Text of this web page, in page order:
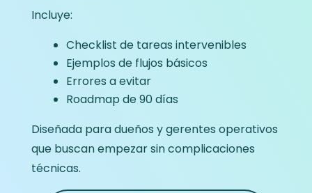
Incluye:
Checklist de tareas intervenibles
Ejemplos de flujos básicos
Errores a evitar
Roadmap de 90 días
Diseñada para dueños y gerentes operativos
que buscan empezar sin complicaciones
técnicas.